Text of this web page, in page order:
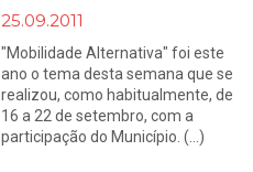
25.09.2011
"Mobilidade Alternativa" foi este
ano o tema desta semana que se
realizou, como habitualmente, de
16 a 22 de setembro, com a
participação do Município. (...)